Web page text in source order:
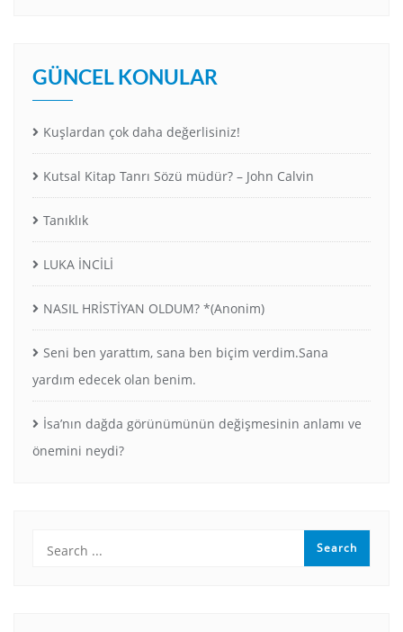
GÜNCEL KONULAR
Kuşlardan çok daha değerlisiniz!
Kutsal Kitap Tanrı Sözü müdür? – John Calvin
Tanıklık
LUKA İNCİLİ
NASIL HRİSTİYAN OLDUM? *(Anonim)
Seni ben yarattım, sana ben biçim verdim.Sana
yardım edecek olan benim.
İsa’nın dağda görünümünün değişmesinin anlamı ve
önemini neydi?